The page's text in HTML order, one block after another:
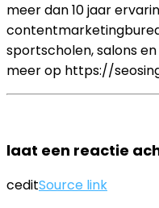
meer dan 10 jaar
sportscholen, salons
meer op https://
laat een reactie
ceditSource link